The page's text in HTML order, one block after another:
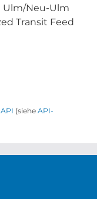
Ulm/Neu-Ulm
Transit Feed
API (siehe API-